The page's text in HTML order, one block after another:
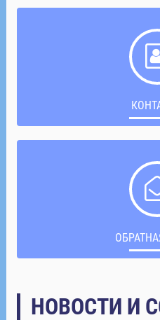
НОВОСТИ И